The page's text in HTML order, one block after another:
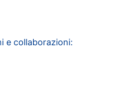
e collaborazioni: